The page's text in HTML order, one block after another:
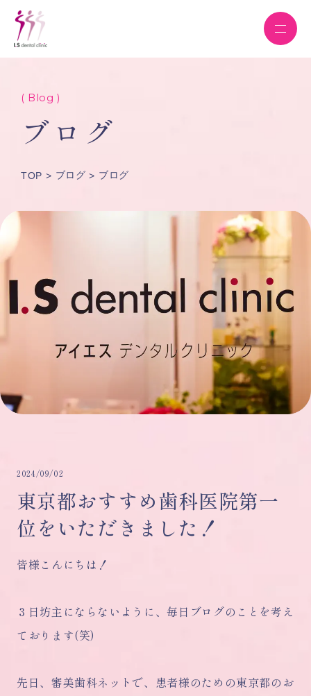
( Blog )
ブログ
TOP ブログ ブログ
2024/09/02
東京都おすすめ歯科医院第一
位をいただきました！
皆様こんにちは！
３日坊主にならないように、毎日ブログのことを考え
ております(笑)
先日、審美歯科ネットで、患者様のための東京都のお